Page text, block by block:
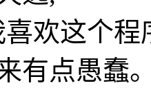
欢这个程
有点愚蠢